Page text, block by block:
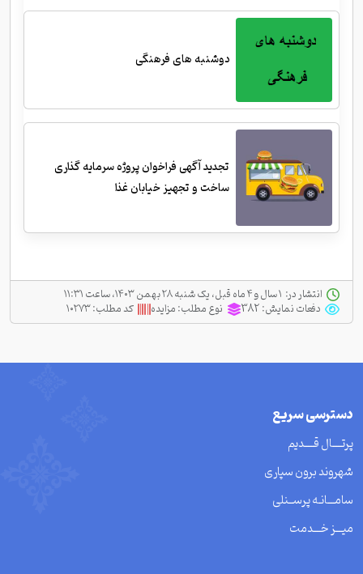
دوشنبه های فرهنگی
تجدید آگهی فراخوان پروژه سرمایه گذاری
ساخت و تجهیز خیابان غذا
انتشار در:
دفعات نمایش:382 نوع مطلب:مزایده کد مطلب:۱۰۲۷۳
دسترسی سریع
پرتــــال قــــدیم
شهروند برون سپاری
سامـــانـه پرســنلی
میـــز خـــدمت